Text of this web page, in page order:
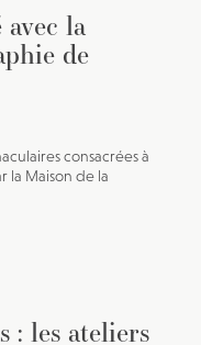
la
de
consacrées à
la Maison de la
: les ateliers